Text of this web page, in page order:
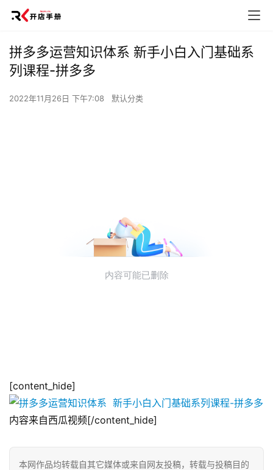
拼多多运营知识体系 新手小白入门基础系
列课程-拼多多
2022年11月26日 下午7:08 默认分类
[content_hide]
内容来自西瓜视频[/content_hide]
本网作品均转载自其它媒体或来自网友投稿，转载与投稿目的